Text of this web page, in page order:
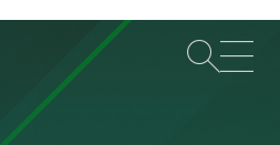
打